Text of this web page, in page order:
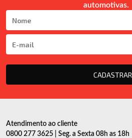
automotivas.
CADASTRAR
Atendimento ao cliente
0800 277 3625 | Seg. a Sexta 08h as 18h